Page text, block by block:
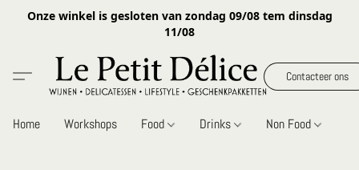
Onze winkel is gesloten van zondag 09/08 tem dinsdag
11/08
Contacteer ons
Home Workshops Food Drinks Non Food